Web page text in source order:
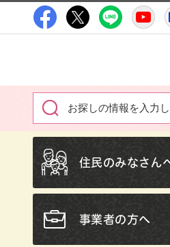
高萩市公式高萩市公式X
高萩市
住民のみなさん
事業者の方へ